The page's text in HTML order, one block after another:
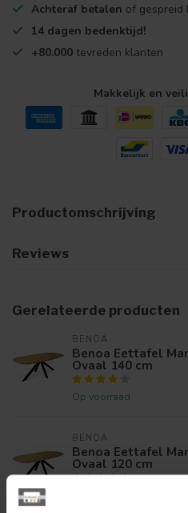
Achteraf betalen of gespreid
14 dagen bedenktijd!
+80.000 tevreden klanten
Makkelijk en
Productomschrijving
Reviews
Gerelateerde producten
BENOA
Benoa Eettafel
Ovaal 140 cm
Op voorraad
BENOA
Benoa Eettafel
Ovaal 120 cm